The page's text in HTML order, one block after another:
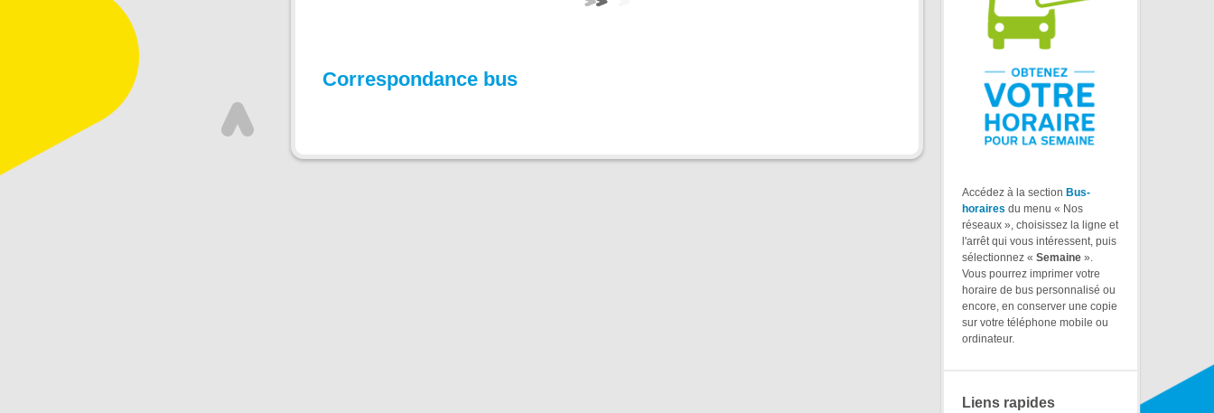
Correspondance bus
Accédez à la section Bus-
horaires du menu « Nos
réseaux », choisissez la ligne et
l'arrêt qui vous intéressent, puis
sélectionnez « Semaine ».
Vous pourrez imprimer votre
horaire de bus personnalisé ou
encore, en conserver une copie
sur votre téléphone mobile ou
ordinateur.
Liens rapides